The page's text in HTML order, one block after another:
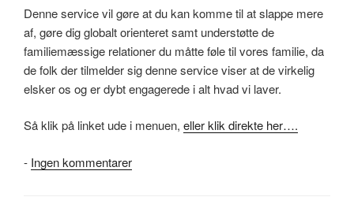
Denne service vil gøre at du kan komme til at slappe mere
af, gøre dig globalt orienteret samt understøtte de
familiemæssige relationer du måtte føle til vores familie, da
de folk der tilmelder sig denne service viser at de virkelig
elsker os og er dybt engagerede i alt hvad vi laver.
Så klik på linket ude i menuen, eller klik direkte her….
- Ingen kommentarertil